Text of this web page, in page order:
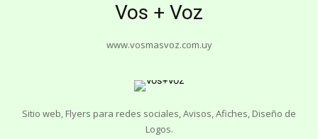
Vos + Voz
www.vosmasvoz.com.uy
Sitio web, Flyers para redes sociales, Avisos, Afiches, Diseño de
Logos.